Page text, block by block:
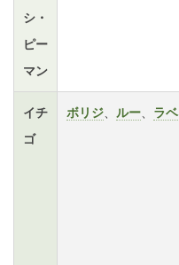
シ・
ピー
マン
イチ
ゴ
ボリジ ルー ラ